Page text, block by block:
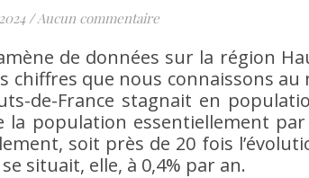
/ Aucun commentaire
de données sur la région
chiffres que nous connaissons
de-France stagnait en
la population essentiellement
soit près de 20 fois
situait, elle, à 0,4% par an.